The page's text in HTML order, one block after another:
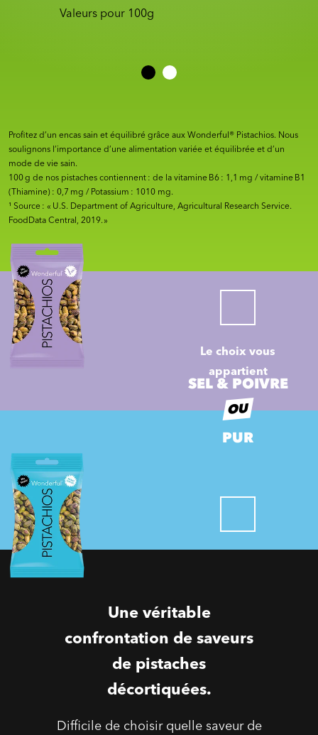
Valeurs pour 100g
Profitez d’un encas sain et équilibré grâce aux Wonderful® Pistachios. Nous
soulignons l’importance d’une alimentation variée et équilibrée et d’un
mode de vie sain.
100 g de nos pistaches contiennent : de la vitamine B6 : 1,1 mg / vitamine B1
(Thiamine) : 0,7 mg / Potassium : 1010 mg.
¹ Source : « U.S. Department of Agriculture, Agricultural Research Service.
FoodData Central, 2019. »
Le choix vous
appartient
SEL & POIVRE
OU
PUR
Une véritable
confrontation de saveurs
de pistaches
décortiquées.
Difficile de choisir quelle saveur de